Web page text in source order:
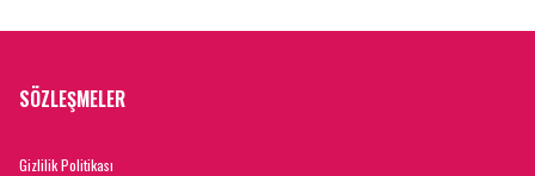
SÖZLEŞMELER
Gizlilik Politikası